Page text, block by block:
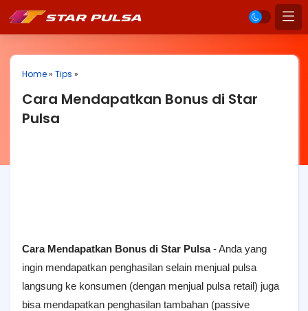
Home» Tips »
Cara Mendapatkan Bonus di Star
Pulsa
Cara Mendapatkan Bonus di Star Pulsa- Anda yang
ingin mendapatkan penghasilan selain menjual pulsa
langsung ke konsumen (dengan menjual pulsa retail) juga
bisa mendapatkan penghasilan tambahan (passive